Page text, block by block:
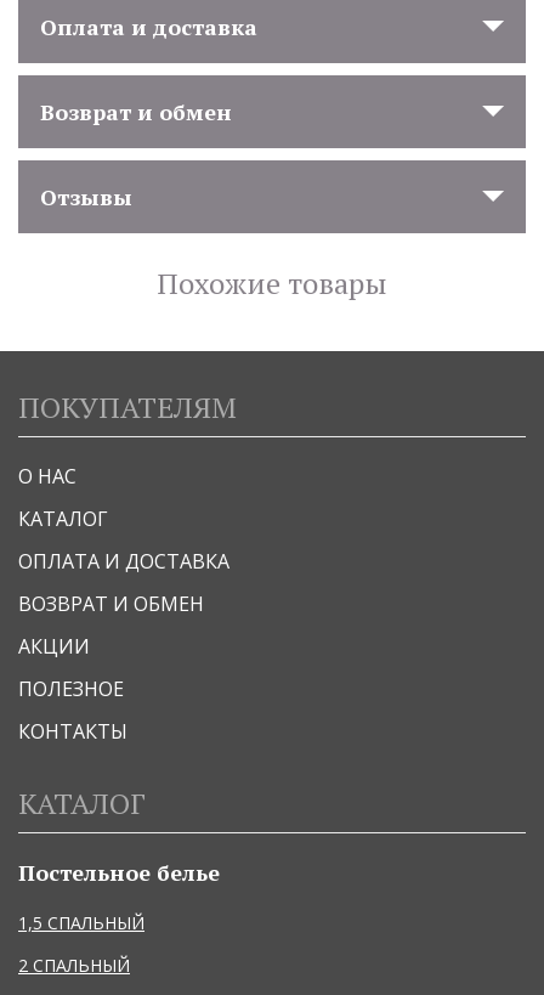
Оплата и доставка
Возврат и обмен
Отзывы
Похожие товары
ПОКУПАТЕЛЯМ
О НАС
КАТАЛОГ
ОПЛАТА И ДОСТАВКА
ВОЗВРАТ И ОБМЕН
АКЦИИ
ПОЛЕЗНОЕ
КОНТАКТЫ
КАТАЛОГ
Постельное белье
1,5 СПАЛЬНЫЙ
2 СПАЛЬНЫЙ